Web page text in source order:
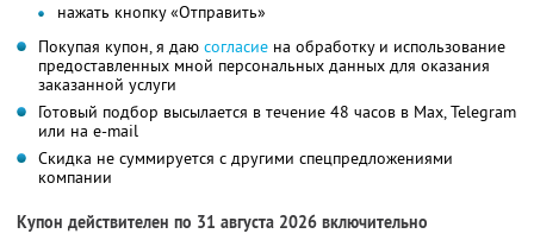
нажать кнопку «Отправить»
Покупая купон, я даю согласие на обработку и использование
предоставленных мной персональных данных для оказания
заказанной услуги
Готовый подбор высылается в течение 48 часов в Max, Telegram
или на e-mail
Скидка не суммируется с другими спецпредложениями
компании
Купон действителен по 31 августа 2026 включительно